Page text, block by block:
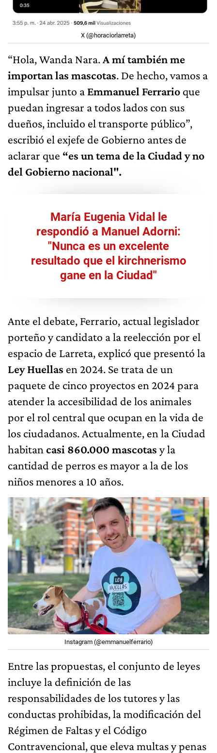
X (@horaciorlarreta)
“Hola, Wanda Nara.A mí también me
importan las mascotas. De hecho, vamos a
impulsar junto a Emmanuel Ferrario que
puedan ingresar a todos lados con sus
dueños, incluido el transporte público”,
escribió el exjefe de Gobierno antes de
aclarar que “es un tema de la Ciudad y no
del Gobierno nacional".
María Eugenia Vidal le
respondió a Manuel Adorni:
"Nunca es un excelente
resultado que el kirchnerismo
gane en la Ciudad"
Ante el debate, Ferrario, actual legislador
porteño y candidato a la reelección por el
espacio de Larreta, explicó que presentó la
Ley Huellas en 2024. Se trata de un
paquete de cinco proyectos en 2024 para
atender la accesibilidad de los animales
por el rol central que ocupan en la vida de
los ciudadanos. Actualmente, en la Ciudad
habitan casi 860.000 mascotas y la
cantidad de perros es mayor a la de los
niños menores a 10 años.
Instagram (@emmanuelferrario)
Entre las propuestas, el conjunto de leyes
incluye la definición de las
responsabilidades de los tutores y las
conductas prohibidas, la modificación del
Régimen de Faltas y el Código
Contravencional, que eleva multas y penas